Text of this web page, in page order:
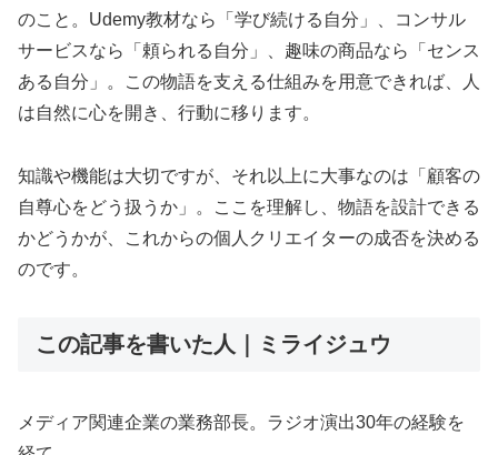
のこと。Udemy教材なら「学び続ける自分」、コンサル
サービスなら「頼られる自分」、趣味の商品なら「センス
ある自分」。この物語を支える仕組みを用意できれば、人
は自然に心を開き、行動に移ります。
知識や機能は大切ですが、それ以上に大事なのは「顧客の
自尊心をどう扱うか」。ここを理解し、物語を設計できる
かどうかが、これからの個人クリエイターの成否を決める
のです。
この記事を書いた人｜ミライジュウ
メディア関連企業の業務部長。ラジオ演出30年の経験を